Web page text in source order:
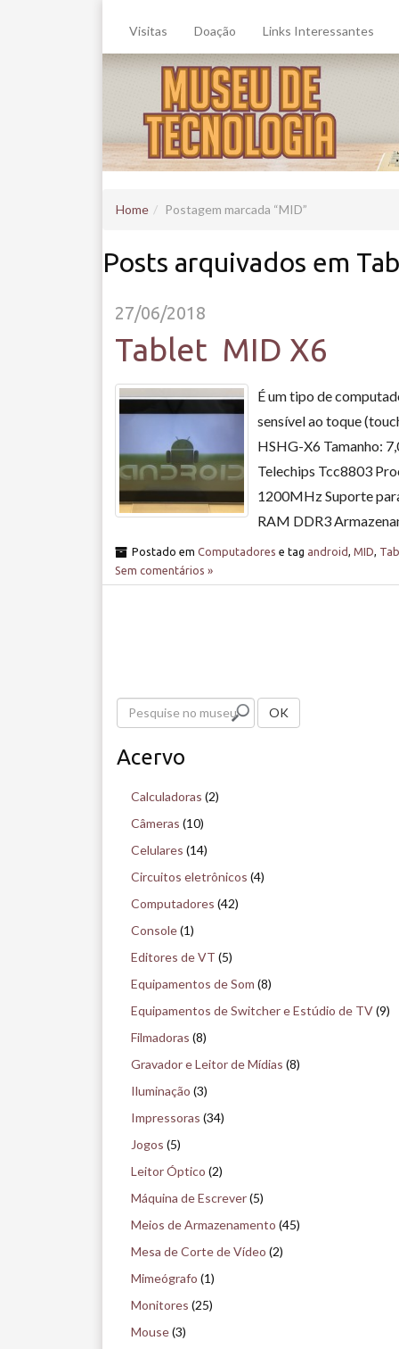
Visitas Doação Links Interessantes
Home Postagem marcada MID
Posts arquivados em
27/06/2018
Tablet MID X6
É um tipo de
sensível ao toque
HSHG-X6 Tamanho:
Telechips Tcc8803
1200MHz Suporte
RAM DDR3
Postado em Computadores e tag android MID
Sem comentários »
s
OK
Acervo
Calculadoras (2)
Câmeras (10)
Celulares (14)
Circuitos eletrônicos (4)
Computadores (42)
Console(1)
Editores de VT (5)
Equipamentos de Som (8)
Equipamentos de Switcher e Estúdio de TV(9)
Filmadoras (8)
Gravador e Leitor de Mídias (8)
Iluminação (3)
Impressoras (34)
Jogos (5)
Leitor Óptico (2)
Máquina de Escrever(5)
Meios de Armazenamento (45)
Mesa de Corte de Vídeo (2)
Mimeógrafo (1)
Monitores (25)
Mouse(3)